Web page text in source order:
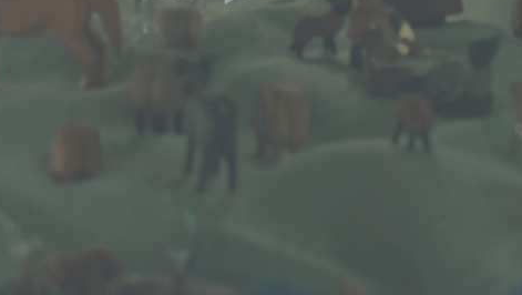
Profiling ist jede Art der automatisierten Verarbeitung
Zuverlässigkeit, Verhalten, Aufenthaltsort oder Ortswechsel dieser